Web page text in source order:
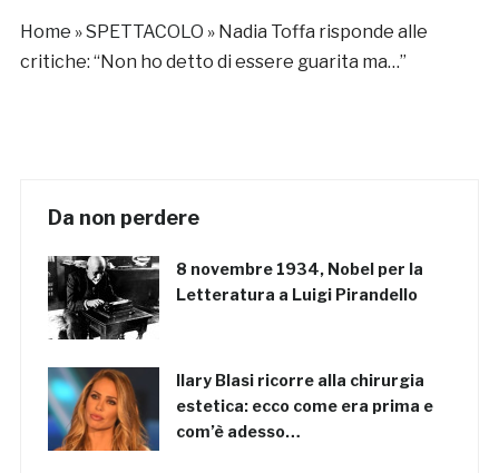
Home »SPETTACOLO » Nadia Toffa risponde alle
critiche: “Non ho detto di essere guarita ma…”
Da non perdere
8 novembre 1934, Nobel per la
Letteratura a Luigi Pirandello
Ilary Blasi ricorre alla chirurgia
estetica: ecco come era prima e
com’è adesso…